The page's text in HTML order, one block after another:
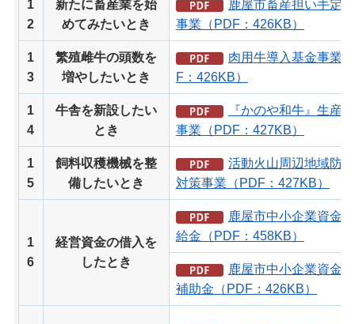
1
2
新たに畜産業を始
めてみたいとき
鹿屋市畜産担い手定
事業（PDF：426KB）
1
3
繁殖雌牛の頭数を
増やしたいとき
肉用牛導入基金事業
F：426KB）
1
4
牛舎を新設したい
とき
『かのや和牛』生産
事業（PDF：427KB）
1
5
飼料収穫機械を整
備したいとき
活動火山周辺地域防
対策事業（PDF：427KB）
1
6
経営資金の借入を
したとき
鹿屋市中小企業資金
給金（PDF：458KB）
鹿屋市中小企業資金
補助金（PDF：426KB）